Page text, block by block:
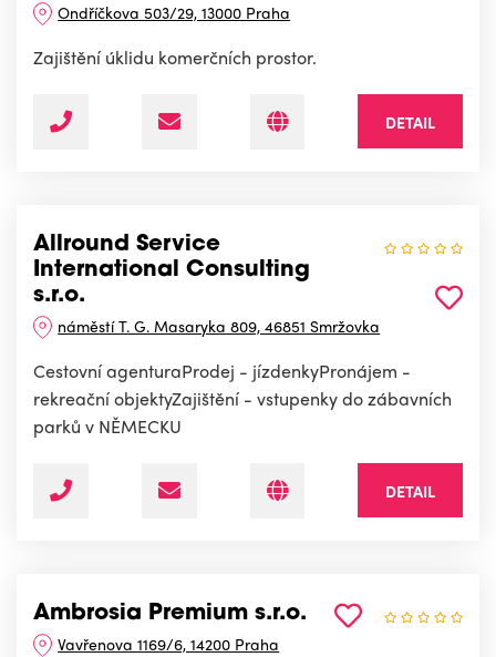
Ondříčkova 503/29, 13000 Praha
Zajištění úklidu komerčních prostor.
DETAIL
Allround Service
International Consulting
s.r.o.
náměstí T. G. Masaryka 809, 46851 Smržovka
Cestovní agenturaProdej - jízdenkyPronájem -
rekreační objektyZajištění - vstupenky do zábavních
parků v NĚMECKU
DETAIL
Ambrosia Premium s.r.o.
Vavřenova 1169/6, 14200 Praha